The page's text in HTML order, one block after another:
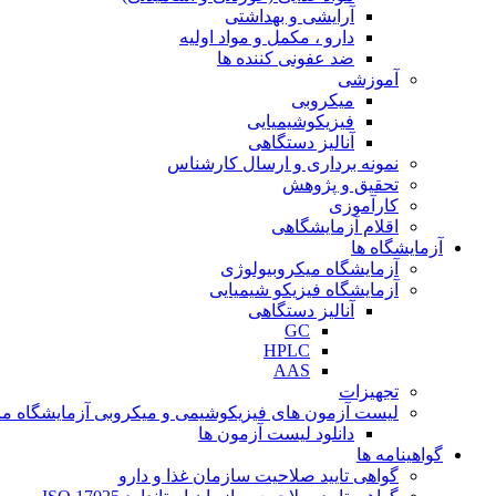
آرایشی و بهداشتی
دارو ، مکمل و مواد اولیه
ضد عفونی کننده ها
آموزشی
میکروبی
فیزیکوشیمیایی
آنالیز دستگاهی
نمونه برداری و ارسال کارشناس
تحقیق و پژوهش
کارآموزی
اقلام آزمایشگاهی
آزمایشگاه ها
آزمایشگاه میکروبیولوژی
آزمایشگاه فیزیکو شیمیایی
آنالیز دستگاهی
GC
HPLC
AAS
تجهیزات
لیست آزمون های فیزیکوشیمی و میکروبی آزمایشگاه
دانلود لیست آزمون ها
گواهینامه ها
گواهی تایید صلاحیت سازمان غذا و دارو